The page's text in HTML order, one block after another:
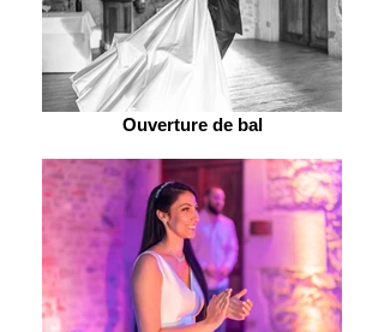
Ouverture de bal